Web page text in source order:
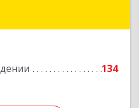
134